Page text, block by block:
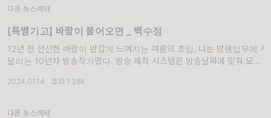
다음 뉴스레터
[특별기고] 바람이 불어오면 _ 백수정
12년 전 선선한 바람이 반갑게 느껴지는 여름의 초입, 나는 밤샘업무에 시
달리는 10년차 방송작가였다. 방송 제작 시스템은 방송날짜에 맞춰 모든
2024.01.14 조회 1.38K
다른 뉴스레터